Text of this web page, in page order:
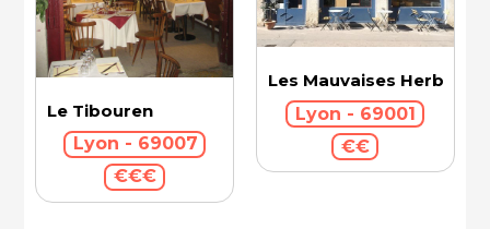
Le Tibouren
Lyon - 69007
€€€
Les Mauvaises Herbes
Lyon - 69001
€€